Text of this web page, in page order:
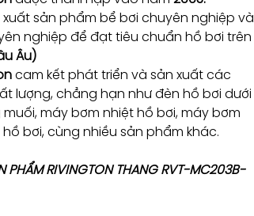
sản phẩm bể bơi chuyên nghiệp và
nghiệp để đạt tiêu chuẩn hồ bơi trên
Âu)
cam kết phát triển và sản xuất các
lượng, chẳng hạn như đèn hồ bơi dưới
máy bơm nhiệt hồ bơi, máy bơm
bơi, cùng nhiều sản phẩm khác.
PHẨM RIVINGTON THANG RVT-MC203B-